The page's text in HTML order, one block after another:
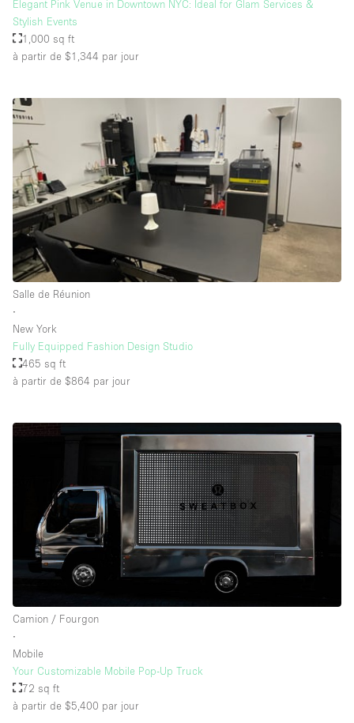
Elegant Pink Venue in Downtown NYC: Ideal for Glam Services &
Stylish Events
1,000 sq ft
à partir de $1,344 par jour
Salle de Réunion
∙
New York
Fully Equipped Fashion Design Studio
465 sq ft
à partir de $864 par jour
Camion / Fourgon
∙
Mobile
Your Customizable Mobile Pop-Up Truck
72 sq ft
à partir de $5,400 par jour